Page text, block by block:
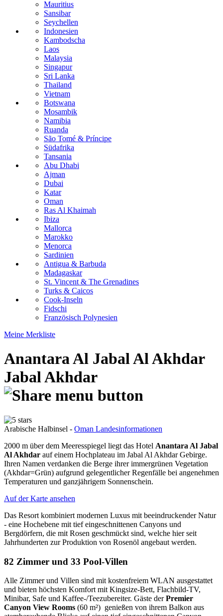
Mauritius
Sansibar
Seychellen
Indonesien
Kambodscha
Laos
Malaysia
Singapur
Sri Lanka
Thailand
Vietnam
Botswana
Mosambik
Namibia
Ruanda
São Tomé & Príncipe
Südafrika
Tansania
Abu Dhabi
Ajman
Dubai
Katar
Oman
Ras Al Khaimah
Ibiza
Mallorca
Marokko
Menorca
Sardinien
Antigua & Barbuda
Madagaskar
St. Vincent & The Grenadines
Turks & Caicos
Cook-Inseln
Fidschi
Französisch Polynesien
Meine Merkliste
Anantara Al Jabal Al Akhdar
Jabal Akhdar
Arabische Halbinsel - Oman Landesinformationen
2000 m über dem Meeresspiegel liegt das Hotel Anantara Al Jabal
Al Akhdar auf einem Hochplateau im Jabal Al Akhdar Gebirge.
Ihren Namen verdanken die Berge ihrer immergrünen Vegetation
(Akhdar=Grün) aufgrund gelegentlicher Regenfälle bei angenehmen
Temperaturen und ganzjährigem Sonnenschein.
Auf der Karte ansehen
Das Resort kombiniert modernen Luxus mit beeindruckender Natur
- eine Hochebene mit tief eingeschnittenen Canyons und
Bergdörfern, die mit Rosen geschmückt sind, welche hier seit
Jahrhunderten zur Produktion von Rosenöl angebaut werden.
82 Zimmer und 33 Pool-Villen
Alle Zimmer und Villen sind mit kostenfreiem WLAN ausgestattet
und bieten höchsten Komfort mit Kingsize-Bett, Flachbild-TV,
Minibar, Safe und Kaffee-/Teezubereiter. Gäste derPremier
Canyon View Rooms (60 m²) genießen von ihrem Balkon aus